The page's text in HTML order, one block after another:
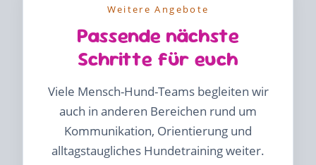
Weitere Angebote
Passende nächste
Schritte für euch
Viele Mensch-Hund-Teams begleiten wir
auch in anderen Bereichen rund um
Kommunikation, Orientierung und
alltagstaugliches Hundetraining weiter.